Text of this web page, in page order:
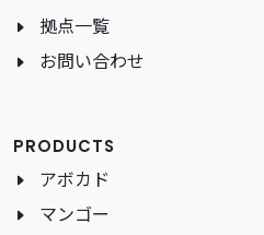
拠点一覧
お問い合わせ
PRODUCTS
アボカド
マンゴー